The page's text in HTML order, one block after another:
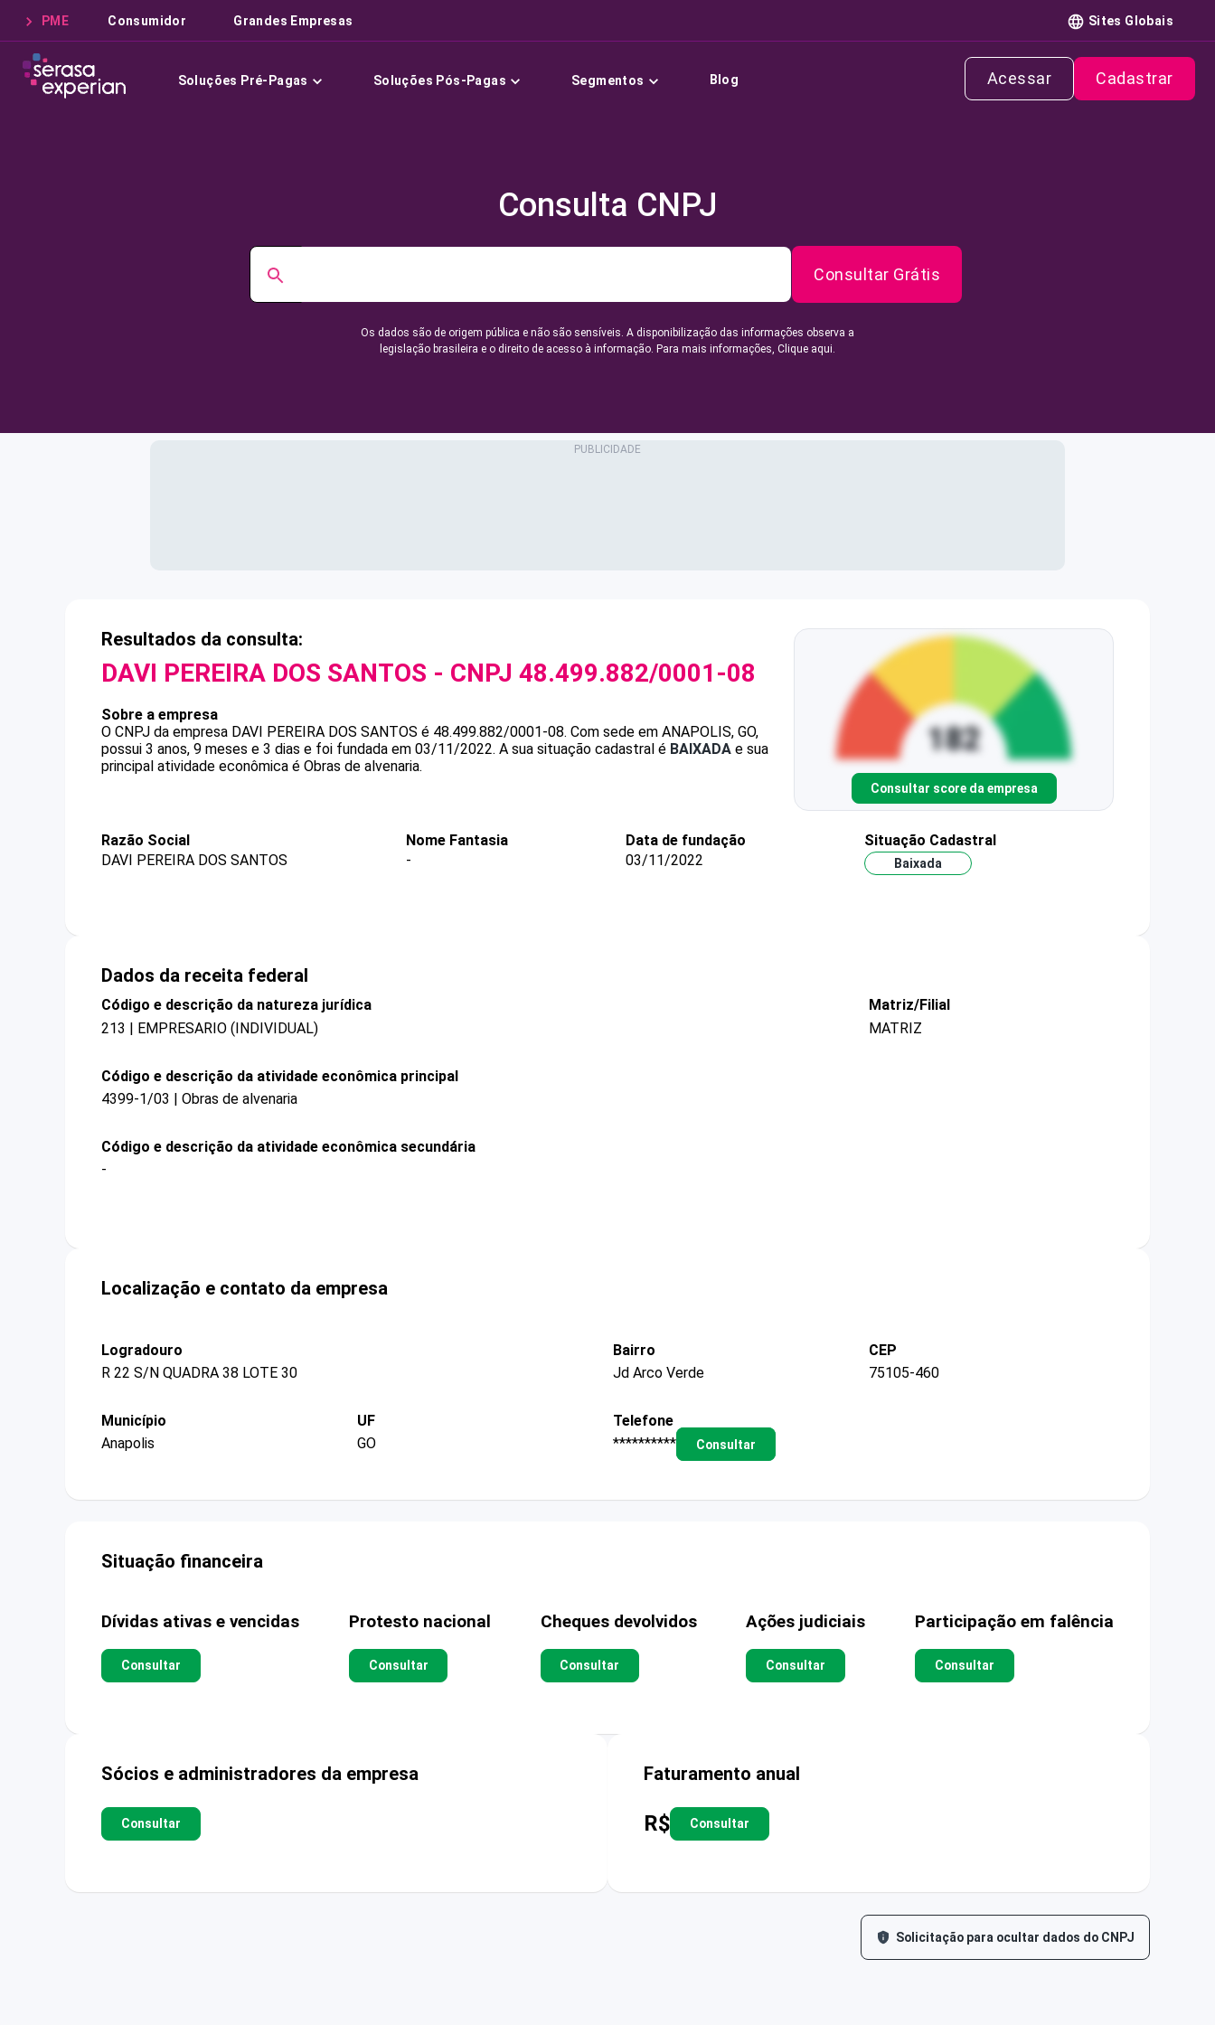
PME Consumidor Grandes Empresas Sites Globais
Soluções Pré-Pagas Soluções Pós-Pagas Segmentos Blog Acessar Cadastrar
Consulta CNPJ
Consultar Grátis
Os dados são de origem pública e não são sensíveis. A disponibilização das informações observa a
legislação brasileira e o direito de acesso à informação. Para mais informações, Clique aqui.
Resultados da consulta:
DAVI PEREIRA DOS SANTOS - CNPJ 48.499.882/0001-08
Sobre a empresa
O CNPJ da empresa DAVI PEREIRA DOS SANTOS é 48.499.882/0001-08. Com sede em ANAPOLIS, GO,
possui 3 anos, 9 meses e 3 dias e foi fundada em 03/11/2022. A sua situação cadastral é BAIXADA e sua
principal atividade econômica é Obras de alvenaria.
Consultar score da empresa
Razão Social
DAVI PEREIRA DOS SANTOS
Nome Fantasia
-
Data de fundação
03/11/2022
Situação Cadastral
Baixada
Dados da receita federal
Código e descrição da natureza jurídica
213 | EMPRESARIO (INDIVIDUAL)
Matriz/Filial
MATRIZ
Código e descrição da atividade econômica principal
4399-1/03 | Obras de alvenaria
Código e descrição da atividade econômica secundária
-
Localização e contato da empresa
Logradouro
R 22 S/N QUADRA 38 LOTE 30
Bairro
Jd Arco Verde
CEP
75105-460
Município
Anapolis
UF
GO
Telefone
**********
Consultar
Situação financeira
Dívidas ativas e vencidas
Consultar
Protesto nacional
Consultar
Cheques devolvidos
Consultar
Ações judiciais
Consultar
Participação em falência
Consultar
Sócios e administradores da empresa
Consultar
Faturamento anual
R$ Consultar
Solicitação para ocultar dados do CNPJ